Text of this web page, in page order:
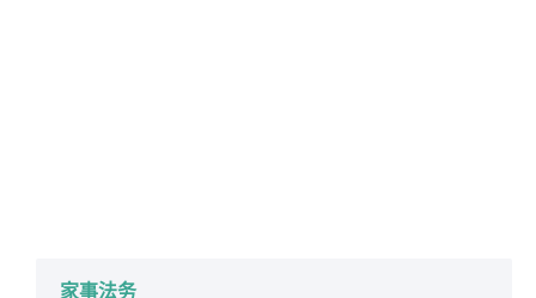
家事法务